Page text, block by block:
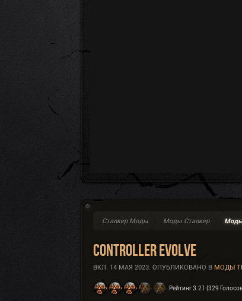
Сталкер Моды Моды Сталкер Моды
Controller Evolve
ВКЛ. 14 МАЯ 2023. ОПУБЛИКОВАНО В МОДЫ
Рейтинг 3.21 (329